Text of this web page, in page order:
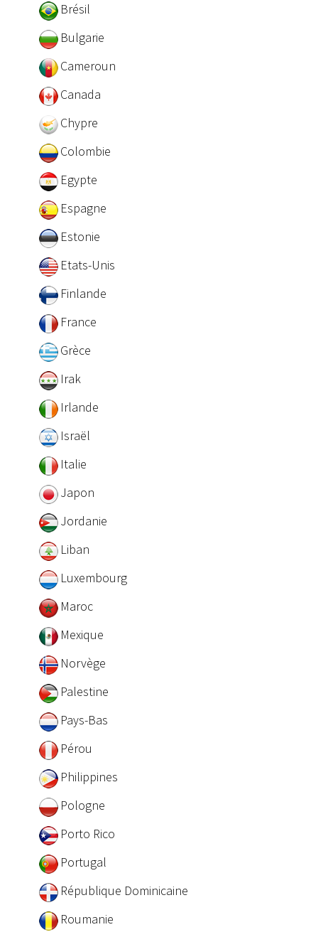
Brésil
Bulgarie
Cameroun
Canada
Chypre
Colombie
Egypte
Espagne
Estonie
Etats-Unis
Finlande
France
Grèce
Irak
Irlande
Israël
Italie
Japon
Jordanie
Liban
Luxembourg
Maroc
Mexique
Norvège
Palestine
Pays-Bas
Pérou
Philippines
Pologne
Porto Rico
Portugal
République Dominicaine
Roumanie